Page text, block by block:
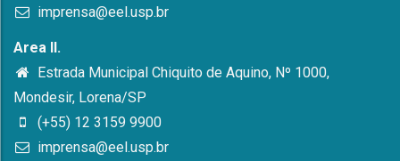
imprensa@eel.usp.br
Area II.
Estrada Municipal Chiquito de Aquino, Nº 1000,
Mondesir, Lorena/SP
(+55) 12 3159 9900
imprensa@eel.usp.br